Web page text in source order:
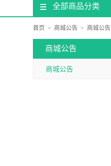
全部商品分类
首页 > 商城公告 > 商城公告
商城公告
商城公告